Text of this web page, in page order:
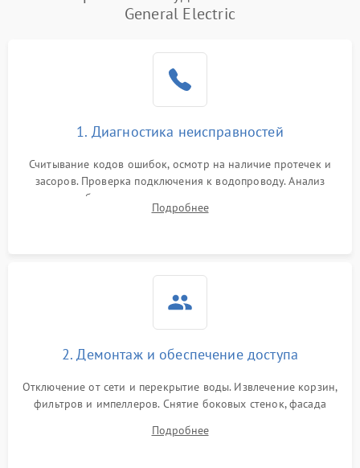
General Electric
1. Диагностика неисправностей
Считывание кодов ошибок, осмотр на наличие протечек и
засоров. Проверка подключения к водопроводу. Анализ
жалоб на отсутствие слива, нагрева, вращения
разбрызгивателей или срабатывание системы защиты
Подробнее
2. Демонтаж и обеспечение доступа
Отключение от сети и перекрытие воды. Извлечение корзин,
фильтров и импеллеров. Снятие боковых стенок, фасада
циркуляционному насосу, ТЭНу и сливной помпе.
Подробнее